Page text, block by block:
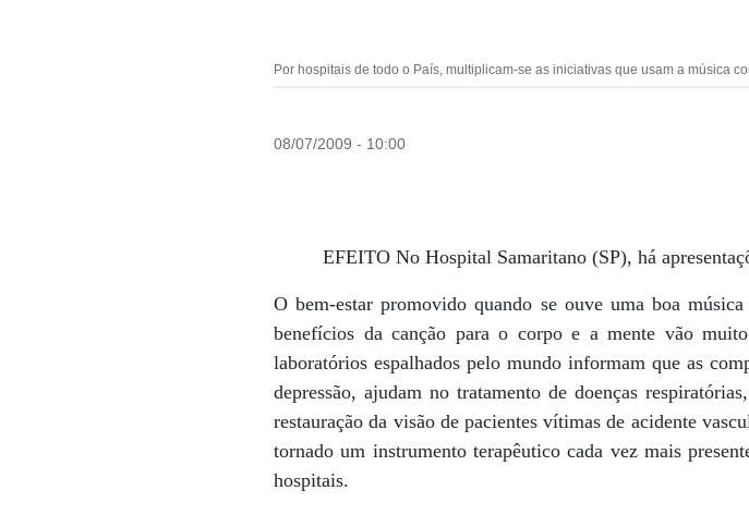
Por hospitais de todo o País, multiplicam-se as iniciativas que usam a música
08/07/2009 - 10:00
EFEITO No Hospital Samaritano (SP), há
O bem-estar promovido quando se ouve uma boa
benefícios da canção para o corpo e a mente vão
laboratórios espalhados pelo mundo informam que as
depressão, ajudam no tratamento de doenças
restauração da visão de pacientes vítimas de acidente
tornado um instrumento terapêutico cada vez mais
hospitais.